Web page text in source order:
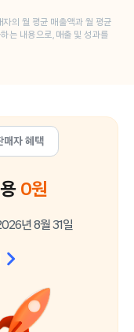
의 월 평균 매출액과 월 평균
는 내용으로, 매출 및 성과를
매자 혜택
0원
년 8월 31일